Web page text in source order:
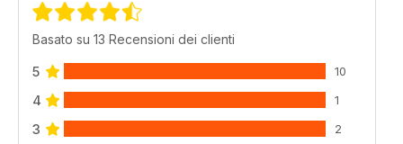
Basato su 13 Recensioni dei clienti
5 10
4 1
3 2